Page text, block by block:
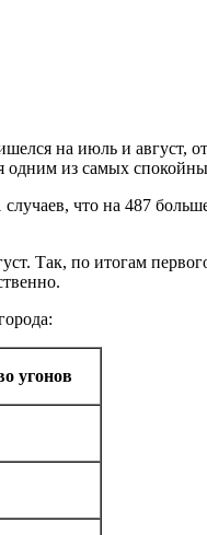
на июль и август,
одним из самых
что на 487
Так, по итогам
угонов